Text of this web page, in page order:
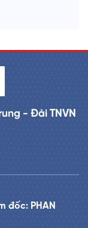
- Đài TNVN
đốc: PHAN